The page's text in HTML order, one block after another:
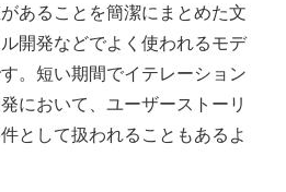
あることを簡潔にまとめた文
開発などでよく使われるモデ
。短い期間でイテレーション
において、ユーザーストーリ
として扱われることもあるよ